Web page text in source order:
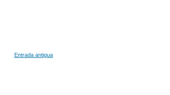
Entrada antigua